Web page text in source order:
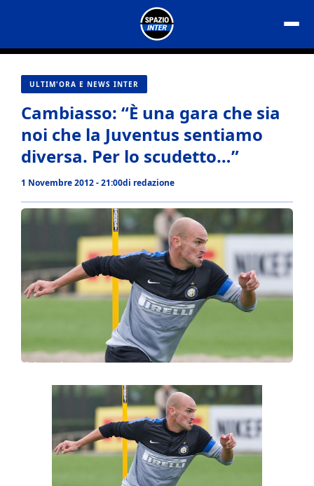
contenuto
ULTIM'ORA E NEWS INTER
Cambiasso: “È una gara che sia
noi che la Juventus sentiamo
diversa. Per lo scudetto…”
1 Novembre 2012 - 21:00di redazione